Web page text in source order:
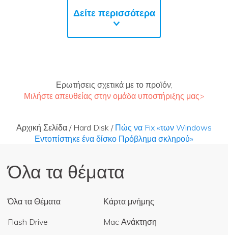
Δείτε περισσότερα
Ερωτήσεις σχετικά με το προϊόν;
Μιλήστε απευθείας στην ομάδα υποστήριξης μας>
Αρχική Σελίδα / Hard Disk / Πώς να Fix «των Windows
Εντοπίστηκε ένα δίσκο Πρόβλημα σκληρού»
Όλα τα θέματα
Όλα τα Θέματα
Κάρτα μνήμης
Flash Drive
Mac Ανάκτηση